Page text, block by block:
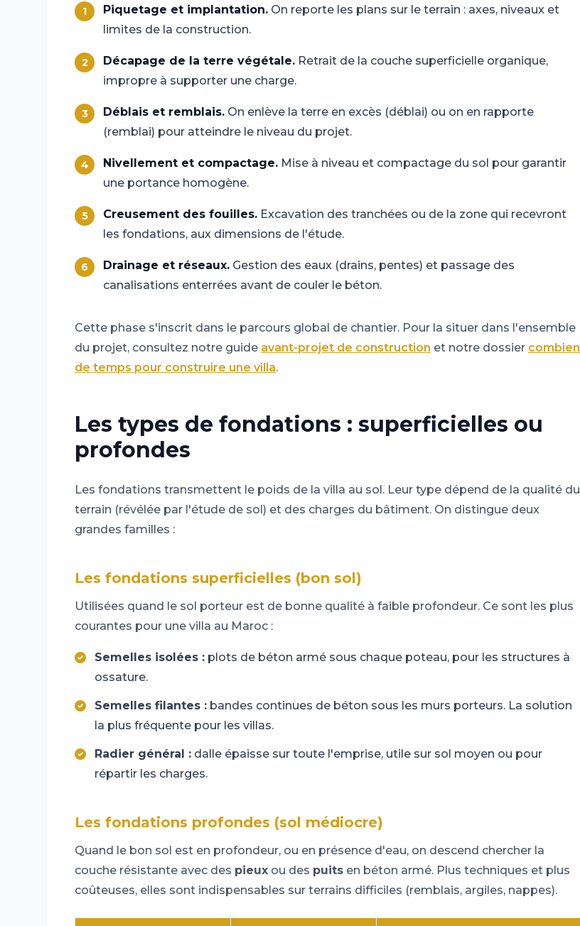
1 Piquetage et implantation. On reporte les plans sur le terrain : axes, niveaux et
limites de la construction.
2 Décapage de la terre végétale. Retrait de la couche superficielle organique,
impropre à supporter une charge.
3 Déblais et remblais. On enlève la terre en excès (déblai) ou on en rapporte
(remblai) pour atteindre le niveau du projet.
4 Nivellement et compactage. Mise à niveau et compactage du sol pour garantir
une portance homogène.
5 Creusement des fouilles. Excavation des tranchées ou de la zone qui recevront
les fondations, aux dimensions de l'étude.
6 Drainage et réseaux. Gestion des eaux (drains, pentes) et passage des
canalisations enterrées avant de couler le béton.
Cette phase s'inscrit dans le parcours global de chantier. Pour la situer dans l'ensemble
du projet, consultez notre guide avant-projet de construction et notre dossier combien
de temps pour construire une villa.
Les types de fondations : superficielles ou
profondes
Les fondations transmettent le poids de la villa au sol. Leur type dépend de la qualité du
terrain (révélée par l'étude de sol) et des charges du bâtiment. On distingue deux
grandes familles :
Les fondations superficielles (bon sol)
Utilisées quand le sol porteur est de bonne qualité à faible profondeur. Ce sont les plus
courantes pour une villa au Maroc :
Semelles isolées : plots de béton armé sous chaque poteau, pour les structures à
ossature.
Semelles filantes : bandes continues de béton sous les murs porteurs. La solution
la plus fréquente pour les villas.
Radier général : dalle épaisse sur toute l'emprise, utile sur sol moyen ou pour
répartir les charges.
Les fondations profondes (sol médiocre)
Quand le bon sol est en profondeur, ou en présence d'eau, on descend chercher la
couche résistante avec des pieux ou des puits en béton armé. Plus techniques et plus
coûteuses, elles sont indispensables sur terrains difficiles (remblais, argiles, nappes).